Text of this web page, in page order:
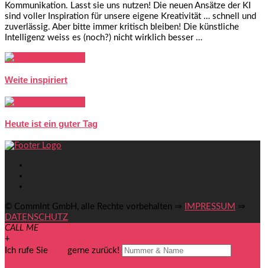
Kommunikation. Lasst sie uns nutzen! Die neuen Ansätze der KI
sind voller Inspiration für unsere eigene Kreativität … schnell und
zuverlässig. Aber bitte immer kritisch bleiben! Die künstliche
Intelligenz weiss es (noch?) nicht wirklich besser …
Weite inspiriert
Heute ist ein guter Tag
© CommInt GmbH, alle Rechte vorbehalten ⇒ IMPRESSUM ⇒
DATENSCHUTZ
CALL ME
+
Ich rufe Sie
gerne zurück!